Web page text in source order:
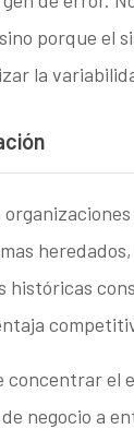
porque el
la
históricas
el
negocio a